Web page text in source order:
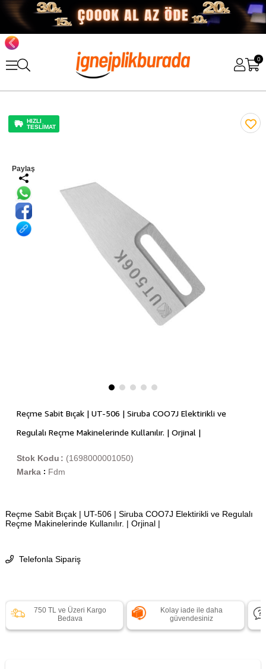
0
HIZLI
TESLİMAT
Paylaş
Reçme Sabit Bıçak | UT-506 | Siruba COO7J Elektirikli ve
Regulalı Reçme Makinelerinde Kullanılır. | Orjinal |
(1698000001050)
Stok Kodu
Marka : Fdm
Reçme Sabit Bıçak | UT-506 | Siruba COO7J Elektirikli ve Regulalı
Reçme Makinelerinde Kullanılır. | Orjinal |
Telefonla Sipariş
750 TL ve Üzeri Kargo
Bedava
Kolay iade ile daha
güvendesiniz